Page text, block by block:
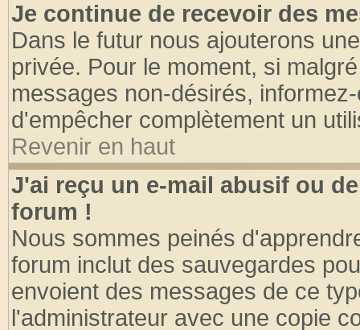
Je continue de recevoir des
Dans le futur nous ajouterons
privée. Pour le moment, si
messages non-désirés,
d'empêcher complètement un
Revenir en haut
J'ai reçu un e-mail abusif ou
forum !
Nous sommes peinés
forum inclut des sauvegardes
envoient des messages de ce
l'administrateur avec une copie